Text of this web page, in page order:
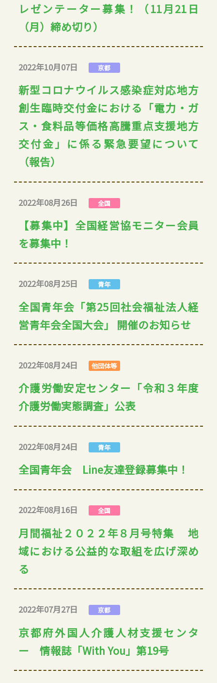
レゼンテーター募集！（11月21日
（月）締め切り）
2022年10月07日 京都
新型コロナウイルス感染症対応地方
創生臨時交付金における「電力・ガ
ス・食料品等価格高騰重点支援地方
交付金」に係る緊急要望について
（報告）
2022年08月26日 全国
【募集中】全国経営協モニター会員
を募集中！
2022年08月25日 青年
全国青年会「第25回社会福祉法人経
営青年会全国大会」 開催のお知らせ
2022年08月24日 他団体等
介護労働安定センター「令和３年度
介護労働実態調査」公表
2022年08月24日 青年
全国青年会 Line友達登録募集中！
2022年08月16日 全国
月間福祉２０２２年８月号特集 地
域における公益的な取組を広げ深め
る
2022年07月27日 京都
京都府外国人介護人材支援センタ
ー 情報誌「With You」第19号